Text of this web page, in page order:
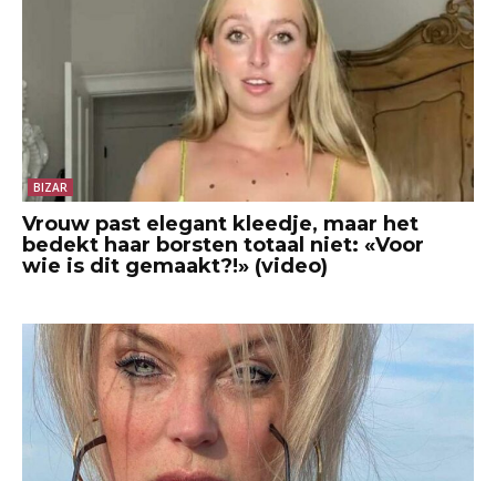
BIZAR
Vrouw past elegant kleedje, maar het
bedekt haar borsten totaal niet: «Voor
wie is dit gemaakt?!» (video)